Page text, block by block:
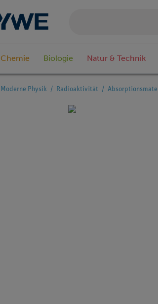
Chemie Biologie Natur & Technik
Moderne Physik Radioaktivität